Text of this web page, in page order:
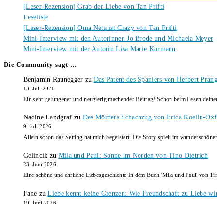
[Leser-Rezension] Grab der Liebe von Tan Prifti
Leseliste
[Leser-Rezension] Oma Neta ist Crazy von Tan Prifti
Mini-Interview mit den Autorinnen Jo Brode und Michaela Meyer
Mini-Interview mit der Autorin Lisa Marie Kormann
Die Community sagt …
Benjamin Raunegger zu Das Patent des Spaniers von Herbert
13. Juli 2026
Ein sehr gelungener und neugierig machender Beitrag! Schon beim Lesen
Nadine Landgraf zu Des Mörders Schachzug von Erica Koelln-
9. Juli 2026
Allein schon das Setting hat mich begeistert: Die Story spielt im
Gelincik zu Mila und Paul: Sonne im Norden von Tino Dietrich
23. Juni 2026
Eine schöne und ehrliche Liebesgeschichte In dem Buch 'Mila und Paul' von
Fane zuLiebe kennt keine Grenzen: Wie Freundschaft zu Liebe
19. Juni 2026